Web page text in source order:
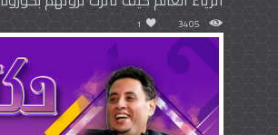
3405
1